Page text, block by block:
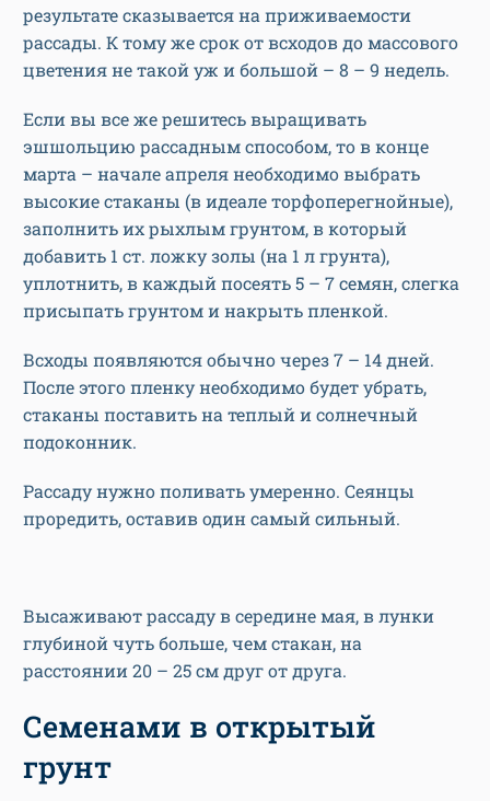
результате сказывается на приживаемости
рассады. К тому же срок от всходов до массового
цветения не такой уж и большой – 8 – 9 недель.
Если вы все же решитесь выращивать
эшшольцию рассадным способом, то в конце
марта – начале апреля необходимо выбрать
высокие стаканы (в идеале торфоперегнойные),
заполнить их рыхлым грунтом, в который
добавить 1 ст. ложку золы (на 1 л грунта),
уплотнить, в каждый посеять 5 – 7 семян, слегка
присыпать грунтом и накрыть пленкой.
Всходы появляются обычно через 7 – 14 дней.
После этого пленку необходимо будет убрать,
стаканы поставить на теплый и солнечный
подоконник.
Рассаду нужно поливать умеренно. Сеянцы
проредить, оставив один самый сильный.
Высаживают рассаду в середине мая, в лунки
глубиной чуть больше, чем стакан, на
расстоянии 20 – 25 см друг от друга.
Семенами в открытый
грунт